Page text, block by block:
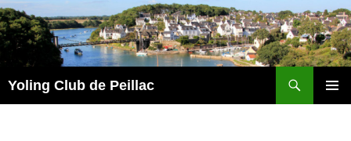
Yoling Club de Peillac